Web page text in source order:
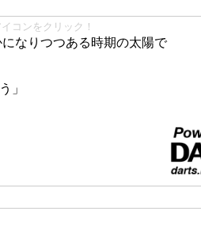
コンをクリック！
なりつつある時期の太陽で
」